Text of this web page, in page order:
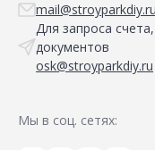
mail@stroyparkdiy.ru
Для запроса
документов
osk@stroyparkdiy.ru
Мы в соц. сетях: